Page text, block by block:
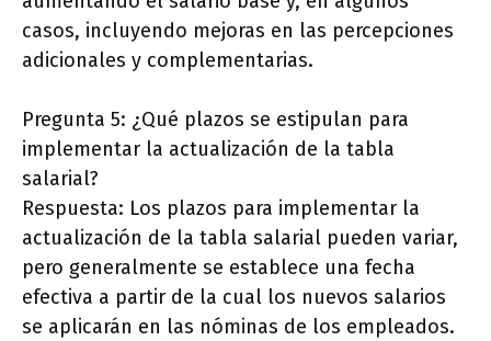
casos, incluyendo mejoras en las percepciones
adicionales y complementarias.
Pregunta 5: ¿Qué plazos se estipulan para
implementar la actualización de la tabla
salarial?
Respuesta: Los plazos para implementar la
actualización de la tabla salarial pueden variar,
pero generalmente se establece una fecha
efectiva a partir de la cual los nuevos salarios
se aplicarán en las nóminas de los empleados.